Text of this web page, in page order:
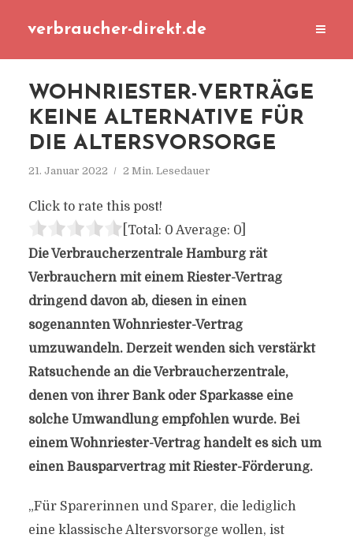
verbraucher-direkt.de
WOHNRIESTER-VERTRÄGE
KEINE ALTERNATIVE FÜR
DIE ALTERSVORSORGE
21. Januar 2022 2 Min. Lesedauer
Click to rate this post!
[Total: 0 Average: 0]
Die Verbraucherzentrale Hamburg rät
Verbrauchern mit einem Riester-Vertrag
dringend davon ab, diesen in einen
sogenannten Wohnriester-Vertrag
umzuwandeln. Derzeit wenden sich verstärkt
Ratsuchende an die Verbraucherzentrale,
denen von ihrer Bank oder Sparkasse eine
solche Umwandlung empfohlen wurde. Bei
einem Wohnriester-Vertrag handelt es sich um
einen Bausparvertrag mit Riester-Förderung.
„Für Sparerinnen und Sparer, die lediglich
eine klassische Altersvorsorge wollen, ist